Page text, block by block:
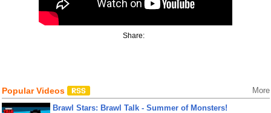
Share:
Popular Videos More
Brawl Stars: Brawl Talk - Summer of Monsters!